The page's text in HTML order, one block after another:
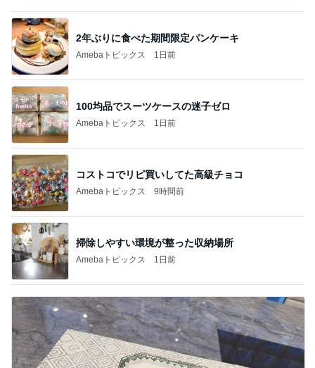
2年ぶりに食べた期間限定パンケーキ
Amebaトピックス 1日前
100均品でスーツケースの迷子ゼロ
Amebaトピックス 1日前
コストコでリピ買いしてた高級チョコ
Amebaトピックス 9時間前
掃除しやすい環境が整った収納場所
Amebaトピックス 1日前